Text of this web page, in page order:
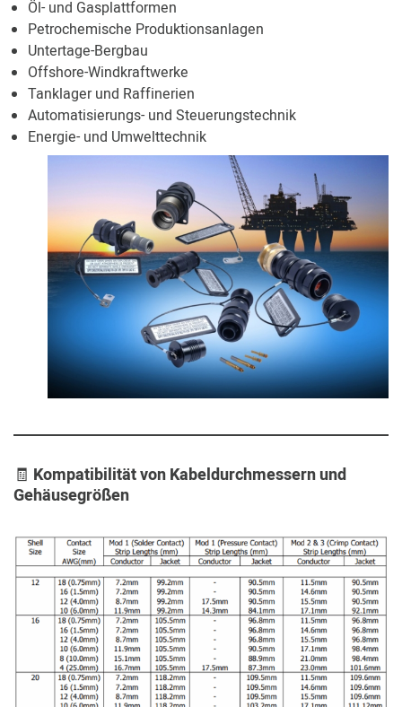
Öl- und Gasplattformen
Petrochemische Produktionsanlagen
Untertage-Bergbau
Offshore-Windkraftwerke
Tanklager und Raffinerien
Automatisierungs- und Steuerungstechnik
Energie- und Umwelttechnik
🧾 Kompatibilität von Kabeldurchmessern und
Gehäusegrößen